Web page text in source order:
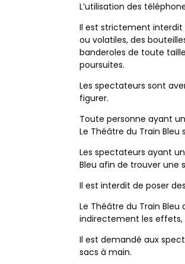
L’utilisation des
Il est strictement interdit
ou volatiles, des
banderoles de toute
poursuites.
Les spectateurs sont
figurer.
Toute personne ayant
Le Théâtre du Train
Les spectateurs ayant
Bleu afin de trouver une
Il est interdit de poser
Le Théâtre du Train
indirectement les
Il est demandé aux
sacs à main.